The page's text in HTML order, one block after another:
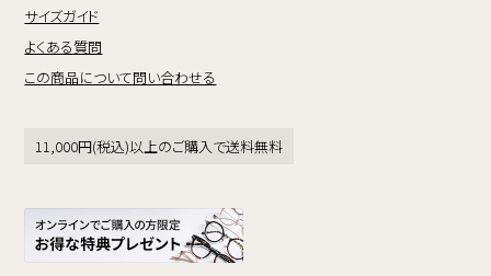
サイズガイド
よくある質問
この商品について問い合わせる
11,000円(税込)以上のご購入で送料無料